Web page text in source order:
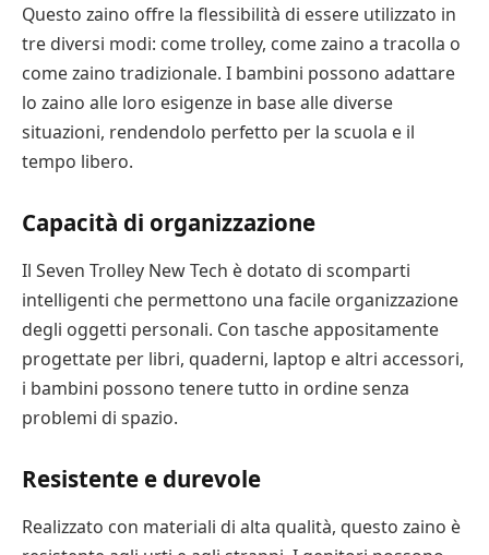
Questo zaino offre la flessibilità di essere utilizzato in
tre diversi modi: come trolley, come zaino a tracolla o
come zaino tradizionale. I bambini possono adattare
lo zaino alle loro esigenze in base alle diverse
situazioni, rendendolo perfetto per la scuola e il
tempo libero.
Capacità di organizzazione
Il Seven Trolley New Tech è dotato di scomparti
intelligenti che permettono una facile organizzazione
degli oggetti personali. Con tasche appositamente
progettate per libri, quaderni, laptop e altri accessori,
i bambini possono tenere tutto in ordine senza
problemi di spazio.
Resistente e durevole
Realizzato con materiali di alta qualità, questo zaino è